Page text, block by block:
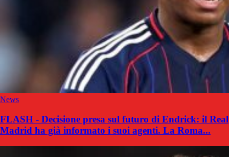
News
FLASH - Decisione presa sul futuro di Endrick: il Real
Madrid ha già informato i suoi agenti. La Roma...